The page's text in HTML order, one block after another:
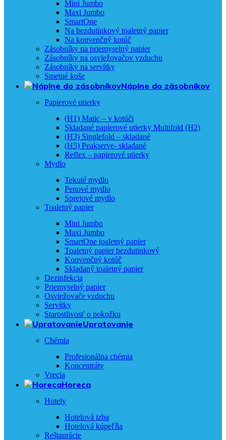
Mini Jumbo
Maxi Jumbo
SmartOne
Na bezdutinkový toaletný papier
Na konvenčný kotúč
Zásobníky na priemyselný papier
Zásobníky na osviežovačov vzduchu
Zásobníky na servítky
Smetné koše
Náplne do zásobníkov
Papierové utierky
(H1) Matic – v kotúči
Skladané papierové utierky Multifold (H2)
(H3) Singlefold – skladané
(H5) Peakserve- skladané
Reflex – papierové utierky
Mydlo
Tekuté mydlo
Penové mydlo
Sprejové mydlo
Toaletný papier
Mini Jumbo
Maxi Jumbo
SmartOne toaletný papier
Toaletný papier bezdutinkový
Konvenčný kotúč
Skladaný toaletný papier
Dezinfekcia
Priemyselný papier
Osviežovače vzduchu
Servítky
Starostlivosť o pokožku
Upratovanie
Chémia
Profesionálna chémia
Koncentráty
Vrecia
Horeca
Hotely
Hotelová izba
Hotelová kúpeľňa
Reštaurácie